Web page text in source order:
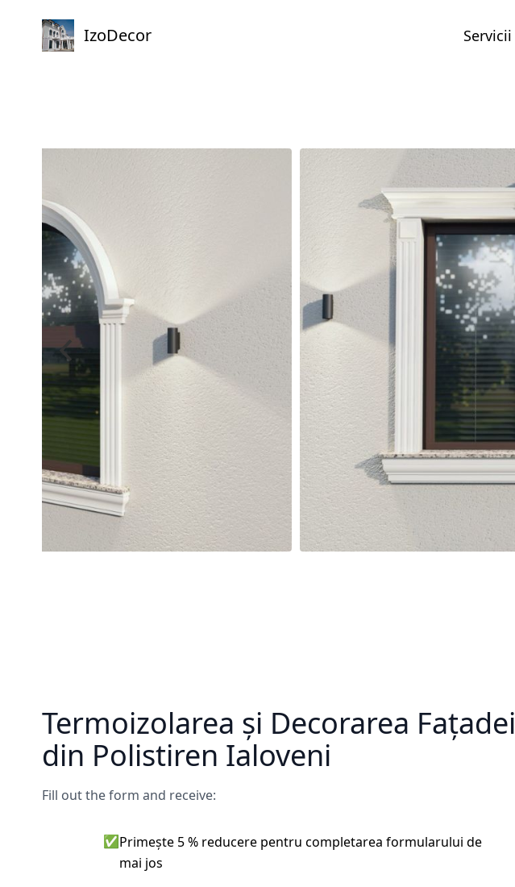
IzoDecor Servicii
Termoizolarea și Decorarea Fațadei
din Polistiren Ialoveni
Fill out the form and receive:
✅Primește 5 % reducere pentru completarea formularului de
mai jos